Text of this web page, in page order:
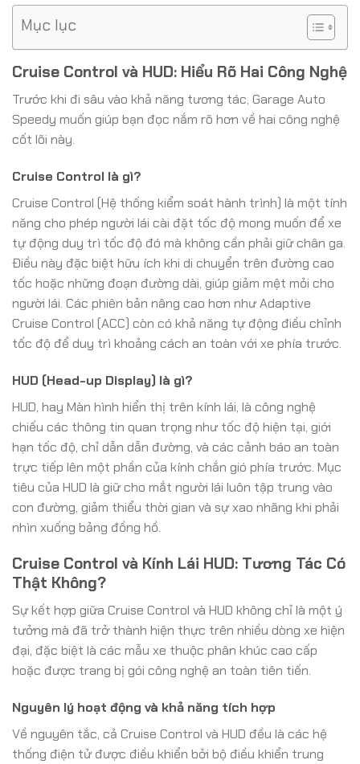
Mục lục
Cruise Control và HUD: Hiểu Rõ Hai Công Nghệ
Trước khi đi sâu vào khả năng tương tác, Garage Auto
Speedy muốn giúp bạn đọc nắm rõ hơn về hai công nghệ
cốt lõi này.
Cruise Control là gì?
Cruise Control (Hệ thống kiểm soát hành trình) là một tính
năng cho phép người lái cài đặt tốc độ mong muốn để xe
tự động duy trì tốc độ đó mà không cần phải giữ chân ga.
Điều này đặc biệt hữu ích khi di chuyển trên đường cao
tốc hoặc những đoạn đường dài, giúp giảm mệt mỏi cho
người lái. Các phiên bản nâng cao hơn như Adaptive
Cruise Control (ACC) còn có khả năng tự động điều chỉnh
tốc độ để duy trì khoảng cách an toàn với xe phía trước.
HUD (Head-up Display) là gì?
HUD, hay Màn hình hiển thị trên kính lái, là công nghệ
chiếu các thông tin quan trọng như tốc độ hiện tại, giới
hạn tốc độ, chỉ dẫn dẫn đường, và các cảnh báo an toàn
trực tiếp lên một phần của kính chắn gió phía trước. Mục
tiêu của HUD là giữ cho mắt người lái luôn tập trung vào
con đường, giảm thiểu thời gian và sự xao nhãng khi phải
nhìn xuống bảng đồng hồ.
Cruise Control và Kính Lái HUD: Tương Tác Có
Thật Không?
Sự kết hợp giữa Cruise Control và HUD không chỉ là một ý
tưởng mà đã trở thành hiện thực trên nhiều dòng xe hiện
đại, đặc biệt là các mẫu xe thuộc phân khúc cao cấp
hoặc được trang bị gói công nghệ an toàn tiên tiến.
Nguyên lý hoạt động và khả năng tích hợp
Về nguyên tắc, cả Cruise Control và HUD đều là các hệ
thống điện tử được điều khiển bởi bộ điều khiển trung